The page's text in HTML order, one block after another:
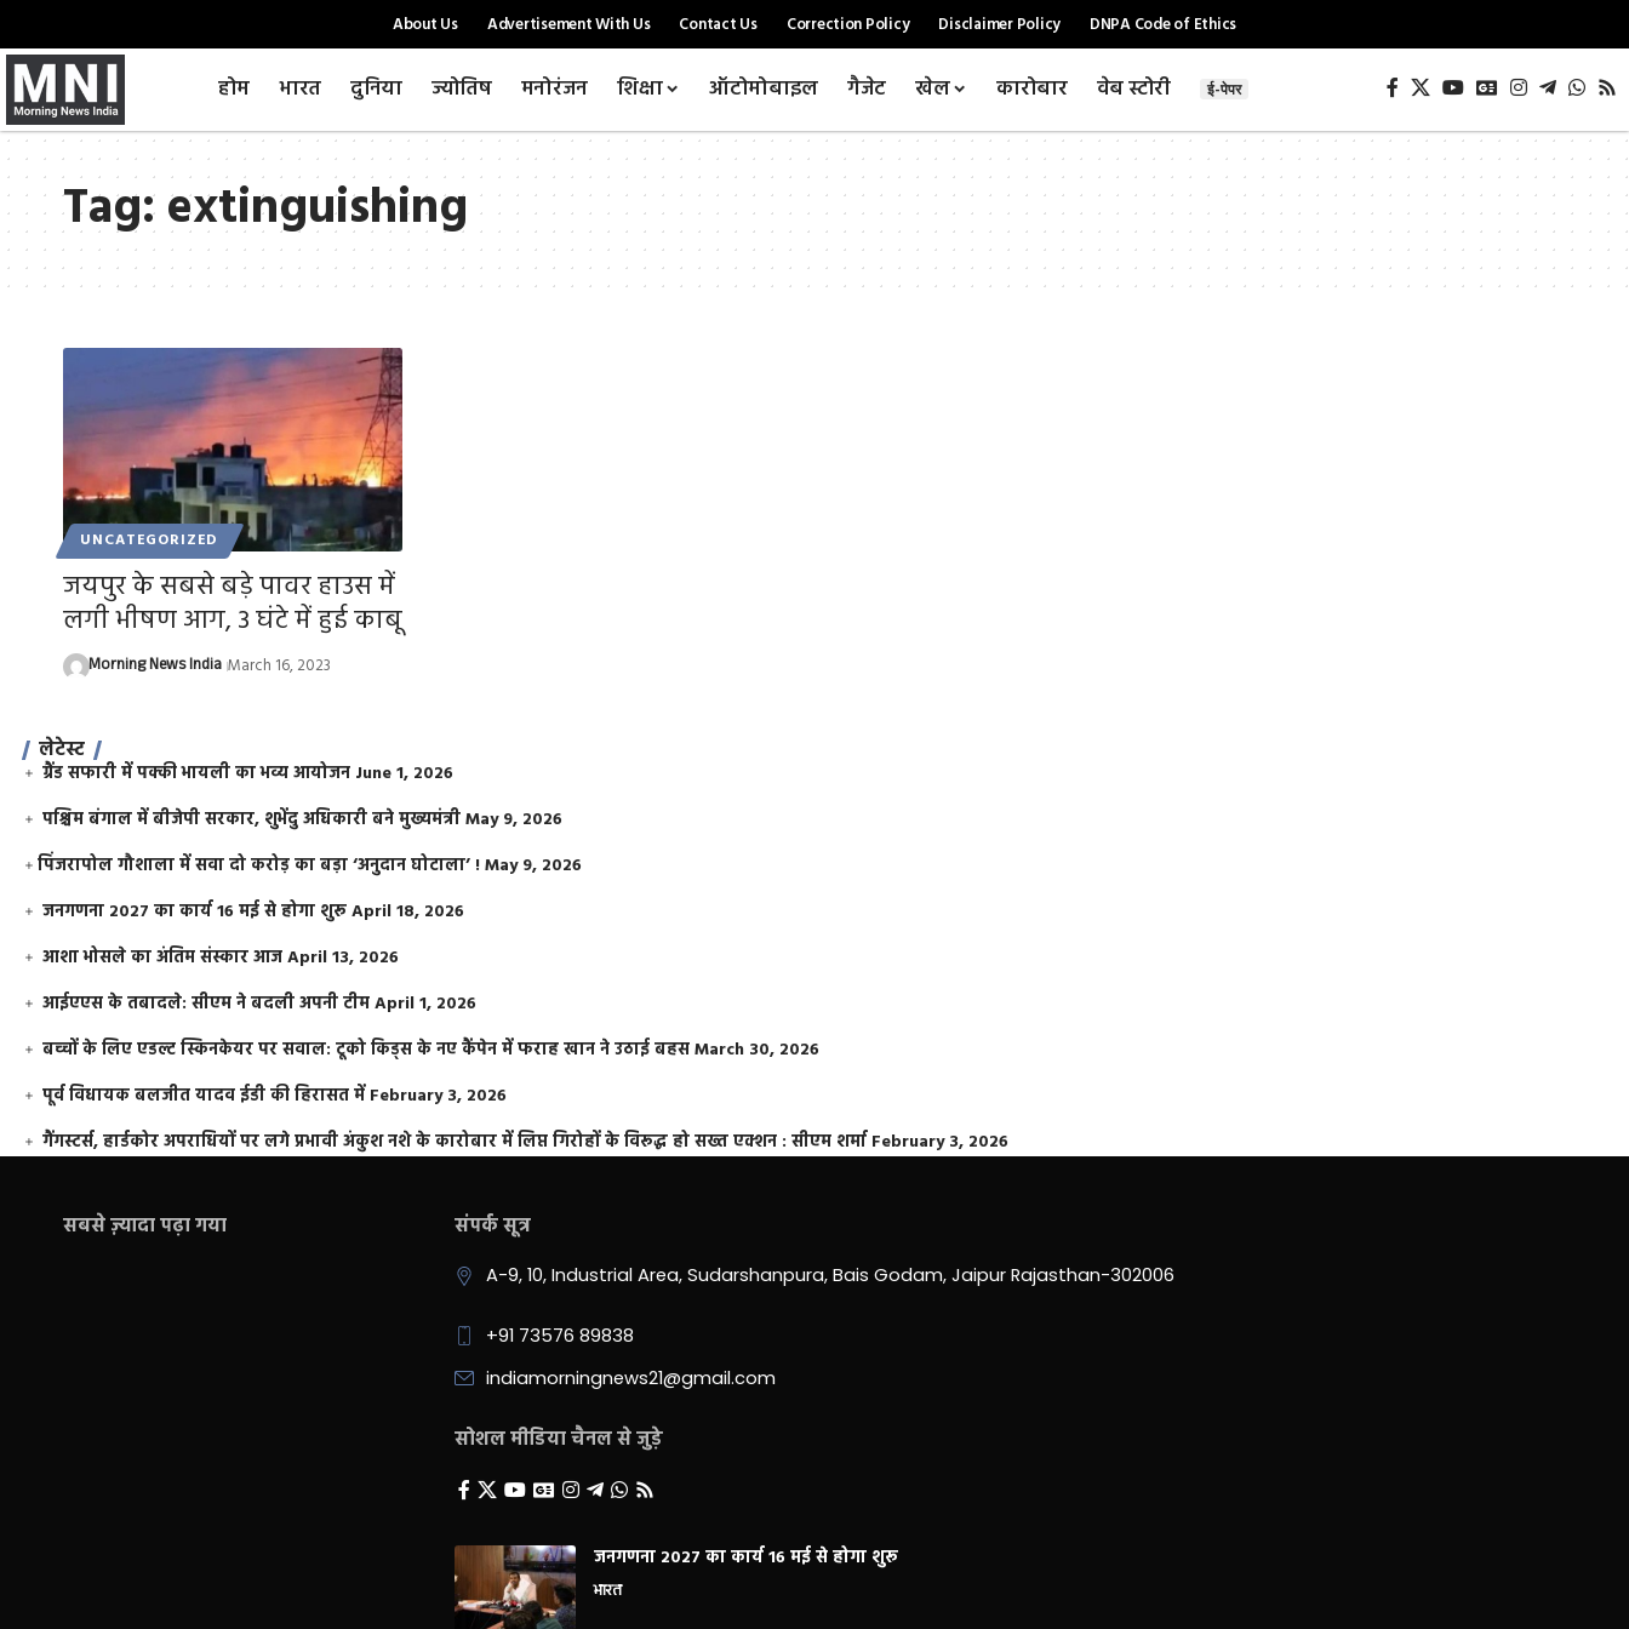
About Us Advertisement With Us Contact Us Correction Policy Disclaimer Policy DNPA Code of Ethics
होम भारत दुनिया ज्योतिष मनोरंजन शिक्षा ऑटोमोबाइल गैजेट खेल कारोबार वेब स्टोरी ई-पेपर
Tag:extinguishing
UNCATEGORIZED
जयपुर के सबसे बड़े पावर हाउस में
लगी भीषण आग, 3 घंटे में हुई काबू
Morning News India March 16, 2023
लेटेस्ट
ग्रैंड सफारी में पक्की भायली का भव्य आयोजन June 1, 2026
पश्चिम बंगाल में बीजेपी सरकार, शुभेंदु अधिकारी बने मुख्यमंत्रीMay 9, 2026
​पिंजरापोल गौशाला में सवा दो करोड़ का बड़ा ‘अनुदान घोटाला’ !May 9, 2026
जनगणना 2027 का कार्य 16 मई से होगा शुरूApril 18, 2026
आशा भोसले का अंतिम संस्कार आजApril 13, 2026
आईएएस के तबादले: सीएम ने बदली अपनी टीमApril 1, 2026
बच्चों के लिए एडल्ट स्किनकेयर पर सवाल: टूको किड्स के नए कैंपेन में फराह खान ने उठाई बहसMarch 30, 2026
पूर्व विधायक बलजीत यादव ईडी की हिरासत में February 3, 2026
गैंगस्टर्स, हार्डकोर अपराधियों पर लगे प्रभावी अंकुश नशे के कारोबार में लिप्त गिरोहों के विरूद्ध हो सख्त एक्शन : सीएम शर्मा February 3, 2026
सबसे ज़्यादा पढ़ा गया संपर्क सूत्र
A-9, 10, Industrial Area, Sudarshanpura, Bais Godam, Jaipur Rajasthan-302006
+91 73576 89838
indiamorningnews21@gmail.com
सोशल मीडिया चैनल से जुड़े
जनगणना 2027 का कार्य 16 मई से होगा शुरू
भारत